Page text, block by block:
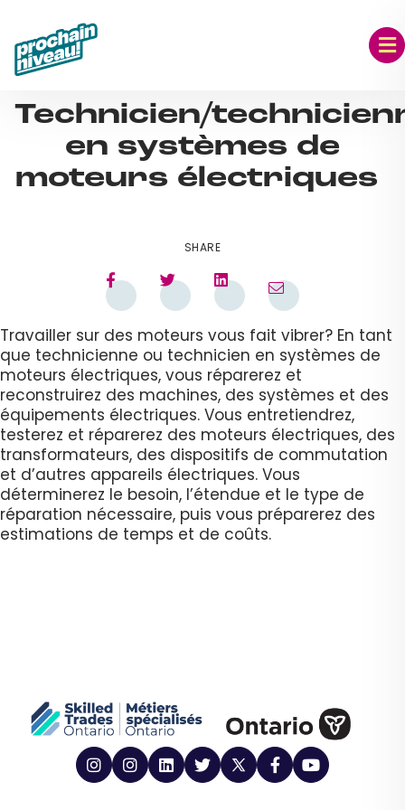
content
Technicien/
en systèmes de
moteurs électriques
SHARE
Travailler sur des moteurs vous fait vibrer? En tant
que technicienne ou technicien en systèmes de
moteurs électriques, vous réparerez et
reconstruirez des machines, des systèmes et des
équipements électriques. Vous entretiendrez,
testerez et réparerez des moteurs électriques, des
transformateurs, des dispositifs de commutation
et d’autres appareils électriques. Vous
déterminerez le besoin, l’étendue et le type de
réparation nécessaire, puis vous préparerez des
estimations de temps et de coûts.